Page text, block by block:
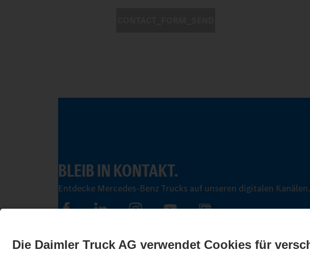
BLEIB IN KONTAKT.
Entdecke Mercedes-Benz Trucks auf unseren digitalen Kanälen.